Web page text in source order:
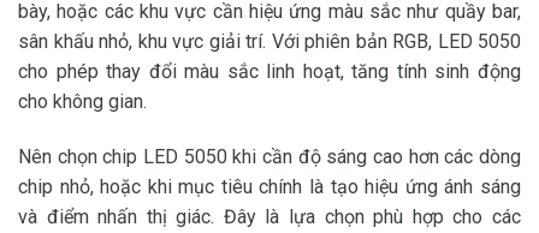
bày, hoặc các khu vực cần hiệu ứng màu sắc như quầy bar,
sân khấu nhỏ, khu vực giải trí. Với phiên bản RGB, LED 5050
cho phép thay đổi màu sắc linh hoạt, tăng tính sinh động
cho không gian.
Nên chọn chip LED 5050 khi cần độ sáng cao hơn các dòng
chip nhỏ, hoặc khi mục tiêu chính là tạo hiệu ứng ánh sáng
và điểm nhấn thị giác. Đây là lựa chọn phù hợp cho các